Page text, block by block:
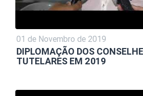
01 de Novembro de 2019
DIPLOMAÇÃO DOS
TUTELARES EM 2019